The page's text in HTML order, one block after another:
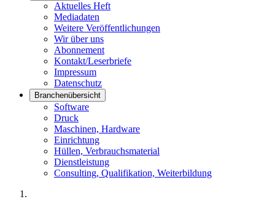
Aktuelles Heft
Mediadaten
Weitere Veröffentlichungen
Wir über uns
Abonnement
Kontakt/Leserbriefe
Impressum
Datenschutz
Branchenübersicht
Software
Druck
Maschinen, Hardware
Einrichtung
Hüllen, Verbrauchsmaterial
Dienstleistung
Consulting, Qualifikation, Weiterbildung